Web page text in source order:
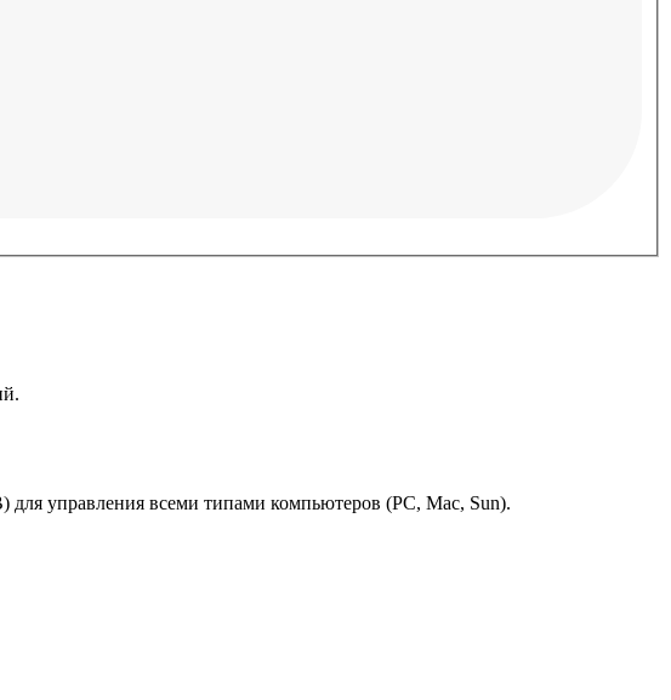
для управления всеми типами компьютеров (PC, Mac, Sun).